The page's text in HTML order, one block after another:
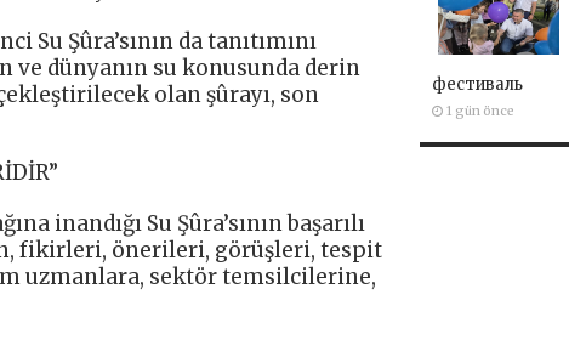
Su Şûra’sının da tanıtımını
dünyanın su konusunda derin
olan şûrayı, son
inandığı Su Şûra’sının başarılı
fikirleri, önerileri, görüşleri, tespit
uzmanlara, sektör temsilcilerine,
фестиваль
1 gün önce